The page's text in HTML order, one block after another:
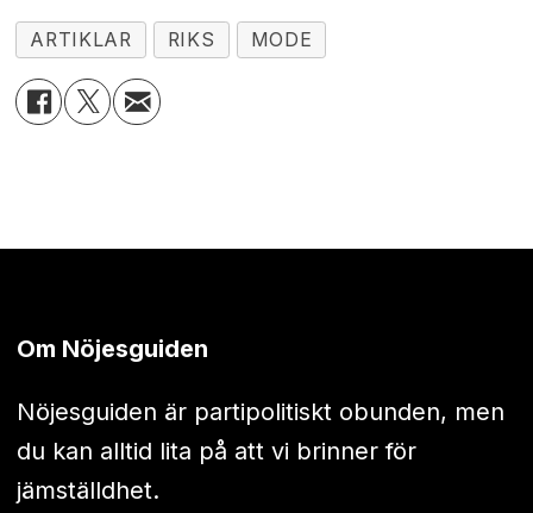
ARTIKLAR RIKS MODE
Om Nöjesguiden
Nöjesguiden är partipolitiskt obunden, men
du kan alltid lita på att vi brinner för
jämställdhet.